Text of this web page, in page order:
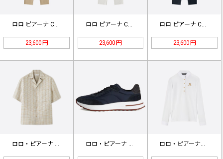
ロロ ピアーナ Carlo コットン…
23,600 円
ロロ ピアーナ Carlo コットン…
23,600 円
ロロ ピアーナ Carlo コットン…
23,600 円
ロロ・ピアーナ キューバンカラー チ… ロロ・ピアーナ レザーカジュアルシュ… ロロ・ピアーナのロゴ刺繍入り長袖シャ…